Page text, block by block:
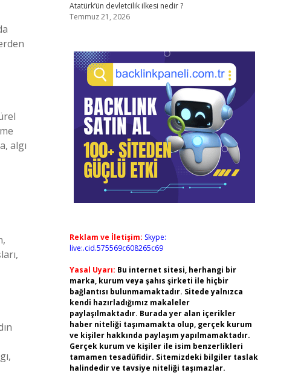
algı
Atatürk’ün devletcilik ilkesi nedir ?
Temmuz 21, 2026
Reklam ve İletişim: Skype:
live:.cid.575569c608265c69
Yasal Uyarı: Bu internet sitesi, herhangi bir
marka, kurum veya şahıs şirketi ile hiçbir
bağlantısı bulunmamaktadır. Sitede yalnızca
kendi hazırladığımız makaleler
paylaşılmaktadır. Burada yer alan içerikler
haber niteliği taşımamakta olup, gerçek kurum
ve kişiler hakkında paylaşım yapılmamaktadır.
Gerçek kurum ve kişiler ile isim benzerlikleri
tamamen tesadüfidir. Sitemizdeki bilgiler taslak
halindedir ve tavsiye niteliği taşımazlar.